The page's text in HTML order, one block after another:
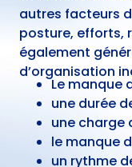
autres facteurs
posture, efforts,
également
d’organisation
Le manque
une durée
une charge
le manque
un rythme